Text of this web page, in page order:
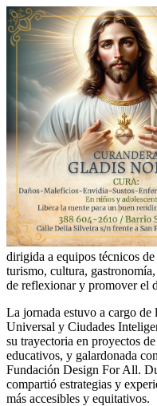
dirigida a equipos técnicos
turismo, cultura,
de reflexionar y promover el
La jornada estuvo a cargo
Universal y Ciudades
su trayectoria en proyectos
educativos, y galardonada
Fundación Design For All.
compartió estrategias y
más accesibles y equitativos.